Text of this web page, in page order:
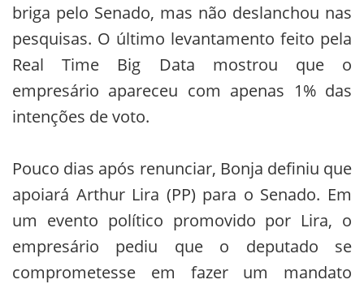
briga pelo Senado, mas não deslanchou nas
pesquisas. O último levantamento feito pela
Real Time Big Data mostrou que o
empresário apareceu com apenas 1% das
intenções de voto.
Pouco dias após renunciar, Bonja definiu que
apoiará Arthur Lira (PP) para o Senado. Em
um evento político promovido por Lira, o
empresário pediu que o deputado se
comprometesse em fazer um mandato